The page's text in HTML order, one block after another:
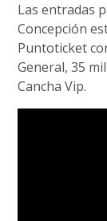
Las entradas
Concepción
Puntoticket
General, 35
Cancha Vip.